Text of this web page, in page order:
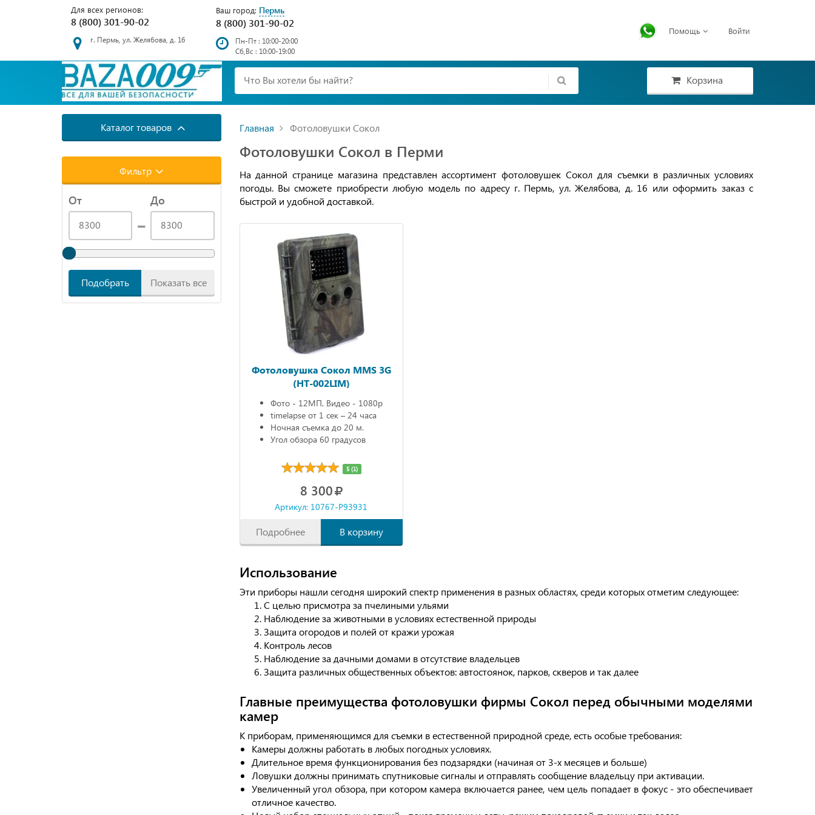
Для всех регионов:
8 (800) 301-90-02
Ваш город: Пермь
8 (800) 301-90-02
г. Пермь, ул. Желябова, д. 16
Пн-Пт : 10:00-20:00
Сб,Вс : 10:00-19:00
Помощь Войти
Корзина
Каталог товаров
Фильтр
От До
Подобрать Показать все
Главная Фотоловушки Сокол
Фотоловушки Сокол в Перми
На данной странице магазина представлен ассортимент фотоловушек Сокол для съемки в различных условиях
погоды. Вы сможете приобрести любую модель по адресу г. Пермь, ул. Желябова, д. 16 или оформить заказ с
быстрой и удобной доставкой.
Фотоловушка Сокол MMS 3G
(HT-002LIM)
Фото - 12МП, Видео - 1080р
timelapse от 1 сек – 24 часа
Ночная съемка до 20 м.
Угол обзора 60 градусов
5 (1)
8 300
Артикул: 10767-P93931
Подробнее В корзину
Использование
Эти приборы нашли сегодня широкий спектр применения в разных областях, среди которых отметим следующее:
С целью присмотра за пчелиными ульями
Наблюдение за животными в условиях естественной природы
Защита огородов и полей от кражи урожая
Контроль лесов
Наблюдение за дачными домами в отсутствие владельцев
Защита различных общественных объектов: автостоянок, парков, скверов и так далее
Главные преимущества фотоловушки фирмы Сокол перед обычными моделями
камер
К приборам, применяющимся для съемки в естественной природной среде, есть особые требования:
Камеры должны работать в любых погодных условиях.
Длительное время функционирования без подзарядки (начиная от 3-х месяцев и больше)
Ловушки должны принимать спутниковые сигналы и отправлять сообщение владельцу при активации.
Увеличенный угол обзора, при котором камера включается ранее, чем цель попадает в фокус - это обеспечивает
отличное качество.